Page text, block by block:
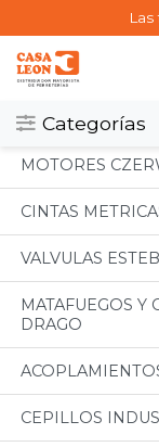
Categorías
Categorias
Todos
MOTORES
CINTAS
VALVULAS
MATAFUEGOS Y
DRAGO
CEPILLOS